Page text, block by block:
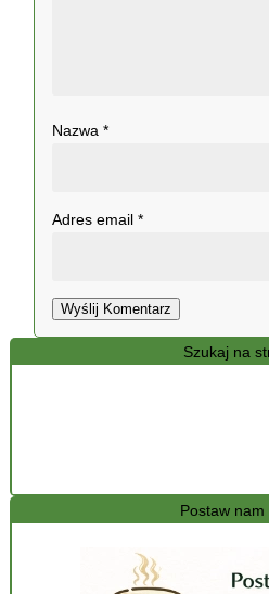
Szukaj na
Postaw nam
Nazwa*
Adres email*
Wyślij Komentarz